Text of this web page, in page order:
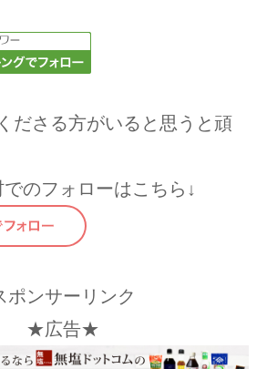
ださる方がいると思うと頑
のフォローはこちら↓
ポンサーリンク
★広告★